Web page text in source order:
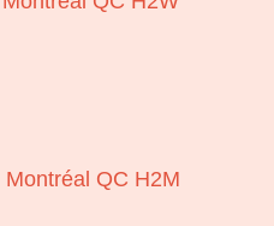
Montréal QC H2M